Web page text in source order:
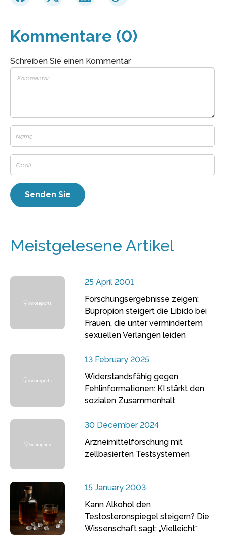
Kommentare (0)
Schreiben Sie einen Kommentar
Meistgelesene Artikel
25 April 2001
Forschungsergebnisse zeigen:
Bupropion steigert die Libido bei
Frauen, die unter vermindertem
sexuellen Verlangen leiden
13 February 2025
Widerstandsfähig gegen
Fehlinformationen: KI stärkt den
sozialen Zusammenhalt
30 December 2024
Arzneimittelforschung mit
zellbasierten Testsystemen
15 January 2003
Kann Alkohol den
Testosteronspiegel steigern? Die
Wissenschaft sagt: „Vielleicht“